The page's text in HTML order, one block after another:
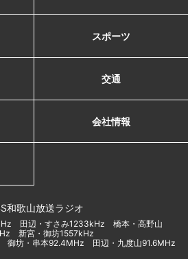
スポーツ
交通
会社情報
和歌山放送ラジオ
田辺・すさみ1233kHz 橋本・高野山
新宮・御坊1557kHz
坊・串本92.4MHz 田辺・九度山91.6MHz